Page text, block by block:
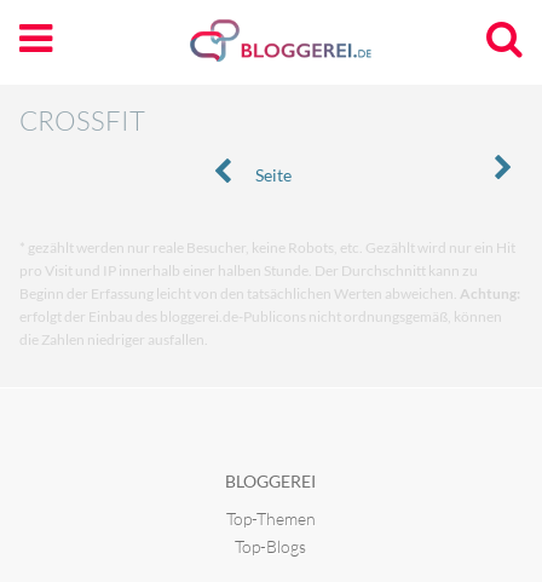
CROSSFIT
Seite
* gezählt werden nur reale Besucher, keine Robots, etc. Gezählt wird nur ein Hit
pro Visit und IP innerhalb einer halben Stunde. Der Durchschnitt kann zu
Beginn der Erfassung leicht von den tatsächlichen Werten abweichen. Achtung:
erfolgt der Einbau des bloggerei.de-Publicons nicht ordnungsgemäß, können
die Zahlen niedriger ausfallen.
BLOGGEREI
Top-Themen
Top-Blogs